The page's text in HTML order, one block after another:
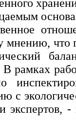
что
В рамках
с
экспертов,